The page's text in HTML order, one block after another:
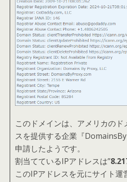
このドメインは、アメリカの
スを提供する企業『
申請したようです。
割当てているIPアドレスは”
このIPアドレスを元にサイト運